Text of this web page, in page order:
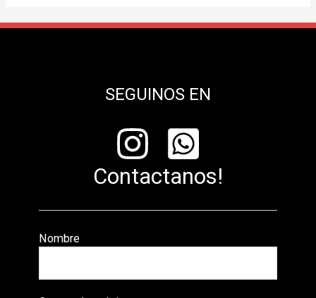
SEGUINOS EN
Contactanos!
Nombre